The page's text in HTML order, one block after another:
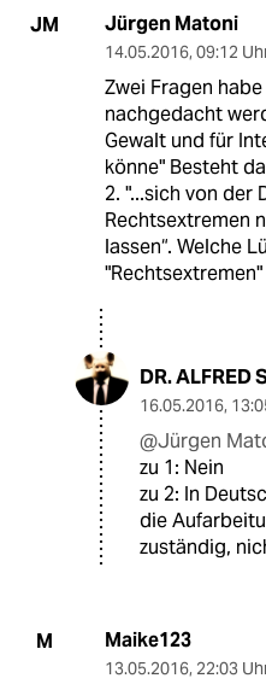
JM Jürgen Matoni
14.05.2016, 09:12
Zwei Fragen
nachgedacht
Gewalt und für
könne" Besteht
2. "...sich von der
Rechtsextremen
lassen“. Welche
DR. ALFRED
16.05.2016,
@Jürgen
zu 1: Nein
zu 2: In
die
zuständig,
M Maike123
13.05.2016, 22:03